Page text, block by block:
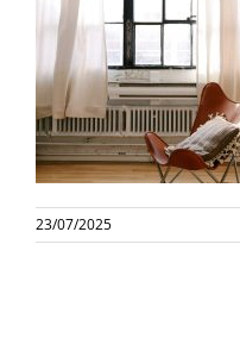
23/07/2025